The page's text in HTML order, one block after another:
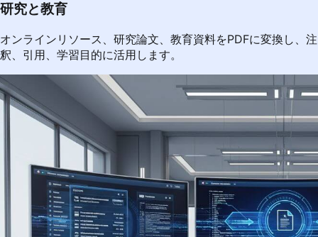
研究と教育
オンラインリソース、研究論文、教育資料をPDFに変換し、注
釈、引用、学習目的に活用します。